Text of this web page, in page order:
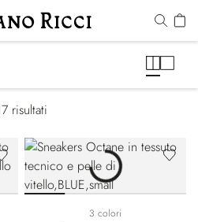
risultati
3 colori